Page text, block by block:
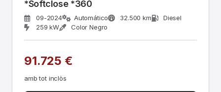
*Softclose *360
09-2024 Automático 32.500 km
Diesel
259 kW
Color Negro
91.725 €
amb tot inclòs